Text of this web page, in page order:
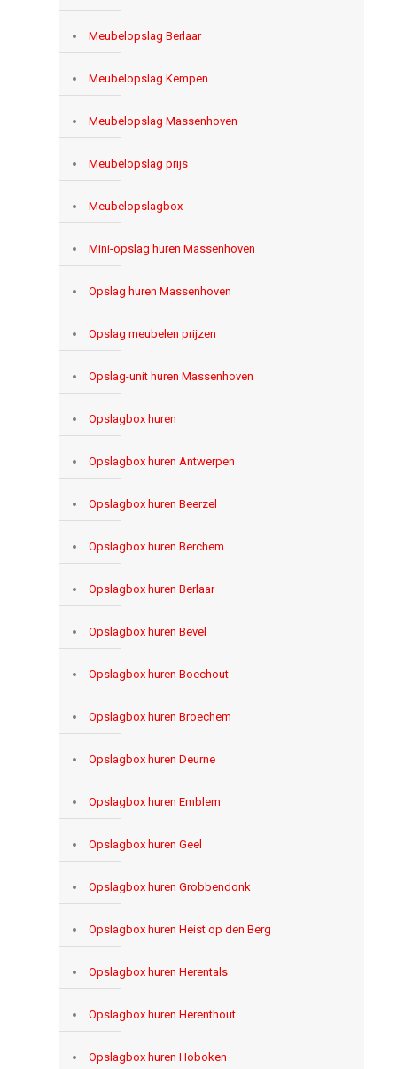
Meubelopslag Berlaar
Meubelopslag Kempen
Meubelopslag Massenhoven
Meubelopslag prijs
Meubelopslagbox
Mini-opslag huren Massenhoven
Opslag huren Massenhoven
Opslag meubelen prijzen
Opslag-unit huren Massenhoven
Opslagbox huren
Opslagbox huren Antwerpen
Opslagbox huren Beerzel
Opslagbox huren Berchem
Opslagbox huren Berlaar
Opslagbox huren Bevel
Opslagbox huren Boechout
Opslagbox huren Broechem
Opslagbox huren Deurne
Opslagbox huren Emblem
Opslagbox huren Geel
Opslagbox huren Grobbendonk
Opslagbox huren Heist op den Berg
Opslagbox huren Herentals
Opslagbox huren Herenthout
Opslagbox huren Hoboken